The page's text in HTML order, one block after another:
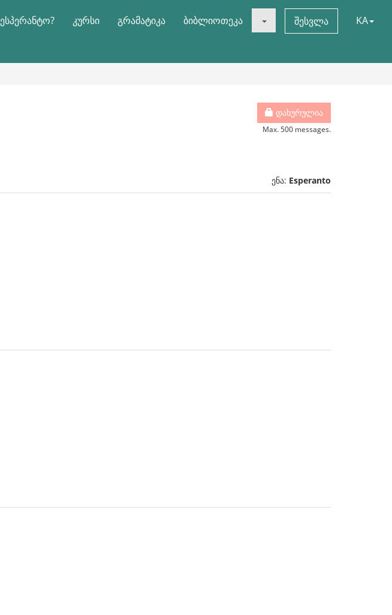
ესპერანტო? კურსი გრამატიკა ბიბლიოთეკა შესვლა KA
დახურულია
Max. 500 messages.
ენა: Esperanto